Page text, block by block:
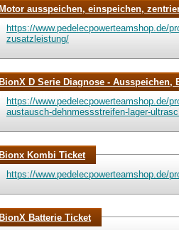
Motor ausspeichen, einspeichen,
Kundenwunsch)
https://www.pedelecpowerteamshop.de/
zusatzleistung/
BionX D Serie Diagnose - Ausspeichen,
Ultraschallreinigung
https://www.pedelecpowerteamshop.de/
austausch-dehnmessstreifen-lager-
Bionx Kombi Ticket
https://www.pedelecpowerteamshop.de/
BionX Batterie Ticket